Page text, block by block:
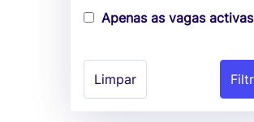
Apenas as vagas activas
Limpar